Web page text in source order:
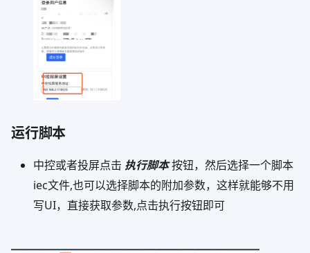
运行脚本
中控或者投屏点击 执行脚本按钮，然后选择一个脚本
iec文件,也可以选择脚本的附加参数，这样就能够不用
写UI，直接获取参数,点击执行按钮即可